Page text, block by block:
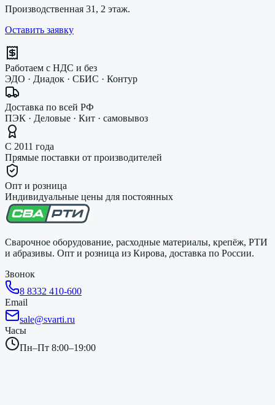
Производственная 31, 2 этаж.
Оставить заявку
Работаем с НДС и без
ЭДО · Диадок · СБИС · Контур
Доставка по всей РФ
ПЭК · Деловые · Кит · самовывоз
С 2011 года
Прямые поставки от производителей
Опт и розница
Индивидуальные цены для постоянных
Сварочное оборудование, расходные материалы, крепёж, РТИ
и абразивы. Опт и розница из Кирова, доставка по России.
Звонок
8 8332 410-600
Email
sale@svarti.ru
Часы
Пн–Пт 8:00–19:00